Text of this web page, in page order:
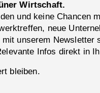
Wirtschaft.
und keine Chancen
neue
unserem Newsletter
Infos direkt in
bleiben.